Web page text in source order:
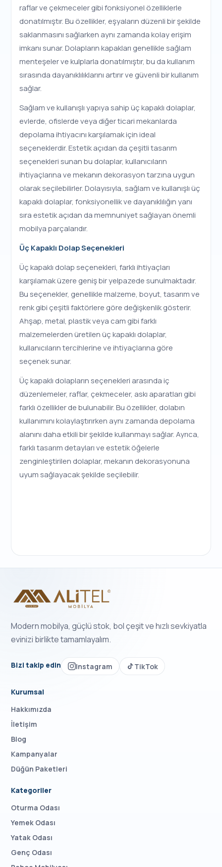
raflar ve çekmeceler gibi fonksiyonel özelliklerle
donatılmıştır. Bu özellikler, eşyaların düzenli bir şekilde
saklanmasını sağlarken aynı zamanda kolay erişim
imkanı sunar. Dolapların kapakları genellikle sağlam
menteşeler ve kulplarla donatılmıştır, bu da kullanım
sırasında dayanıklılıklarını artırır ve güvenli bir kullanım
sağlar.
Sağlam ve kullanışlı yapıya sahip üç kapaklı dolaplar,
evlerde, ofislerde veya diğer ticari mekanlarda
depolama ihtiyacını karşılamak için ideal
seçeneklerdir. Estetik açıdan da çeşitli tasarım
seçenekleri sunan bu dolaplar, kullanıcıların
ihtiyaçlarına ve mekanın dekorasyon tarzına uygun
olarak seçilebilirler. Dolayısıyla, sağlam ve kullanışlı üç
kapaklı dolaplar, fonksiyonellik ve dayanıklılığın yanı
sıra estetik açıdan da memnuniyet sağlayan önemli
mobilya parçalarıdır.
Üç Kapaklı Dolap Seçenekleri
Üç kapaklı dolap seçenekleri, farklı ihtiyaçları
karşılamak üzere geniş bir yelpazede sunulmaktadır.
Bu seçenekler, genellikle malzeme, boyut, tasarım ve
renk gibi çeşitli faktörlere göre değişkenlik gösterir.
Ahşap, metal, plastik veya cam gibi farklı
malzemelerden üretilen üç kapaklı dolaplar,
kullanıcıların tercihlerine ve ihtiyaçlarına göre
seçenek sunar.
Üç kapaklı dolapların seçenekleri arasında iç
düzenlemeler, raflar, çekmeceler, askı aparatları gibi
farklı özellikler de bulunabilir. Bu özellikler, dolabın
kullanımını kolaylaştırırken aynı zamanda depolama
alanını daha etkili bir şekilde kullanmayı sağlar. Ayrıca,
farklı tasarım detayları ve estetik öğelerle
zenginleştirilen dolaplar, mekanın dekorasyonuna
uyum sağlayacak şekilde seçilebilir.
Modern mobilya, güçlü stok, bol çeşit ve hızlı sevkiyatla
evinizi birlikte tamamlayalım.
Bizi takip edin Instagram TikTok
Kurumsal
Hakkımızda
İletişim
Blog
Kampanyalar
Düğün Paketleri
Kategoriler
Oturma Odası
Yemek Odası
Yatak Odası
Genç Odası